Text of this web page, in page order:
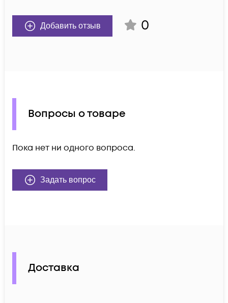
Добавить отзыв 0
Вопросы о товаре
Пока нет ни одного вопроса.
Задать вопрос
Доставка